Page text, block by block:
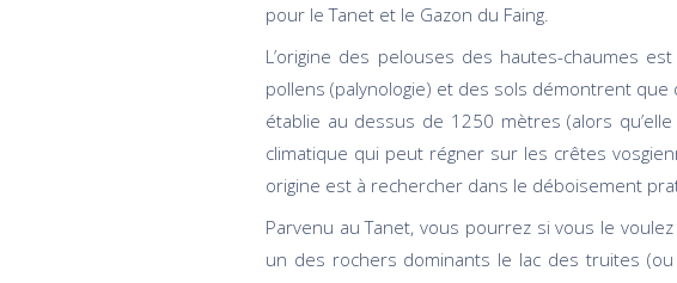
pour le Tanet et le Gazon du Faing.
L’origine des pelouses des hautes-chaumes
pollens (palynologie) et des sols démontrent que
établie au dessus de 1250 mètres (alors
climatique qui peut régner sur les crêtes
origine est à rechercher dans le déboisement
Parvenu au Tanet, vous pourrez si vous le
un des rochers dominants le lac des truites